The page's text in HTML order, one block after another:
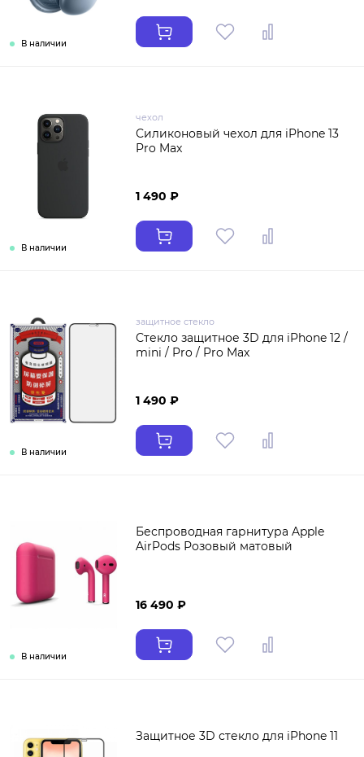
В наличии
В наличии
чехол
Силиконовый чехол для iPhone 13
Pro Max
1 490 ₽
В наличии
защитное стекло
Стекло защитное 3D для iPhone 12 /
mini / Pro / Pro Max
1 490 ₽
В наличии
Беспроводная гарнитура Apple
AirPods Розовый матовый
16 490 ₽
Защитное 3D стекло для iPhone 11